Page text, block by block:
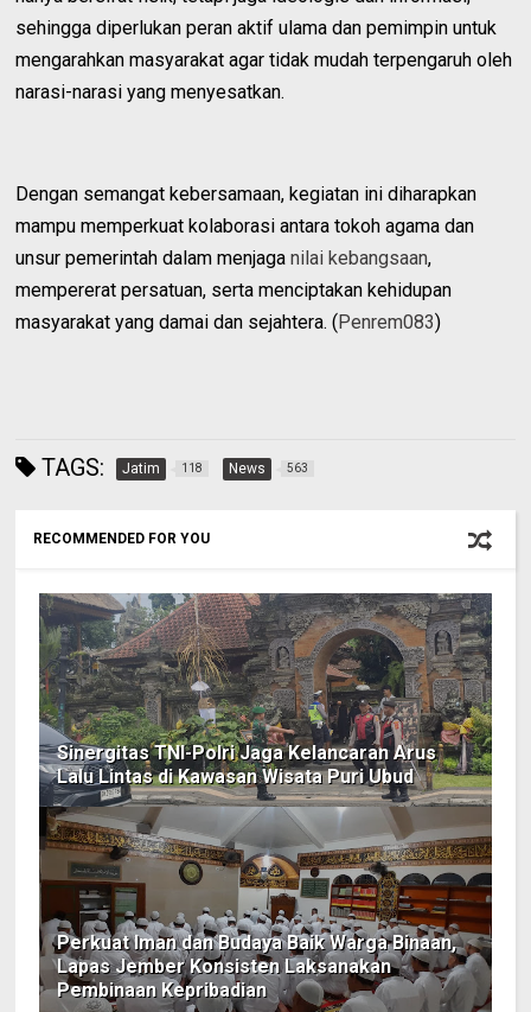
sehingga diperlukan peran aktif ulama dan pemimpin untuk
mengarahkan masyarakat agar tidak mudah terpengaruh oleh
narasi-narasi yang menyesatkan.
Dengan semangat kebersamaan, kegiatan ini diharapkan
mampu memperkuat kolaborasi antara tokoh agama dan
unsur pemerintah dalam menjaganilai kebangsaan,
mempererat persatuan, serta menciptakan kehidupan
masyarakat yang damai dan sejahtera. ( Penrem083)
TAGS: Jatim 118 News 563
RECOMMENDED FOR YOU
Sinergitas TNI-Polri Jaga Kelancaran Arus
Lalu Lintas di Kawasan Wisata Puri Ubud
Perkuat Iman dan Budaya Baik Warga Binaan,
Lapas Jember Konsisten Laksanakan
Pembinaan Kepribadian